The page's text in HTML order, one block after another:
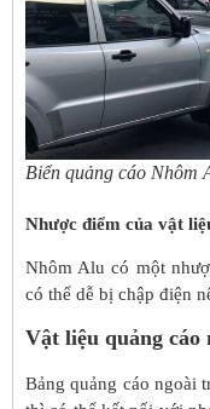
Biển quảng cáo Nhôm
Nhược điểm của vật
Nhôm Alu có một
có thể dễ bị chập điện
Vật liệu quảng
Bảng quảng cáo ngoài